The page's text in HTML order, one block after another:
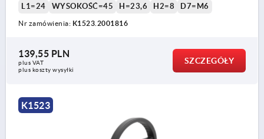
L1=24
WYSOKOŚĆ=45 H=23,6 H2=8 D7=M6
Nr zamówienia: K1523.2001816
139,55 PLN
plus VAT
plus koszty wysyłki
SZCZEGÓŁY
K1523